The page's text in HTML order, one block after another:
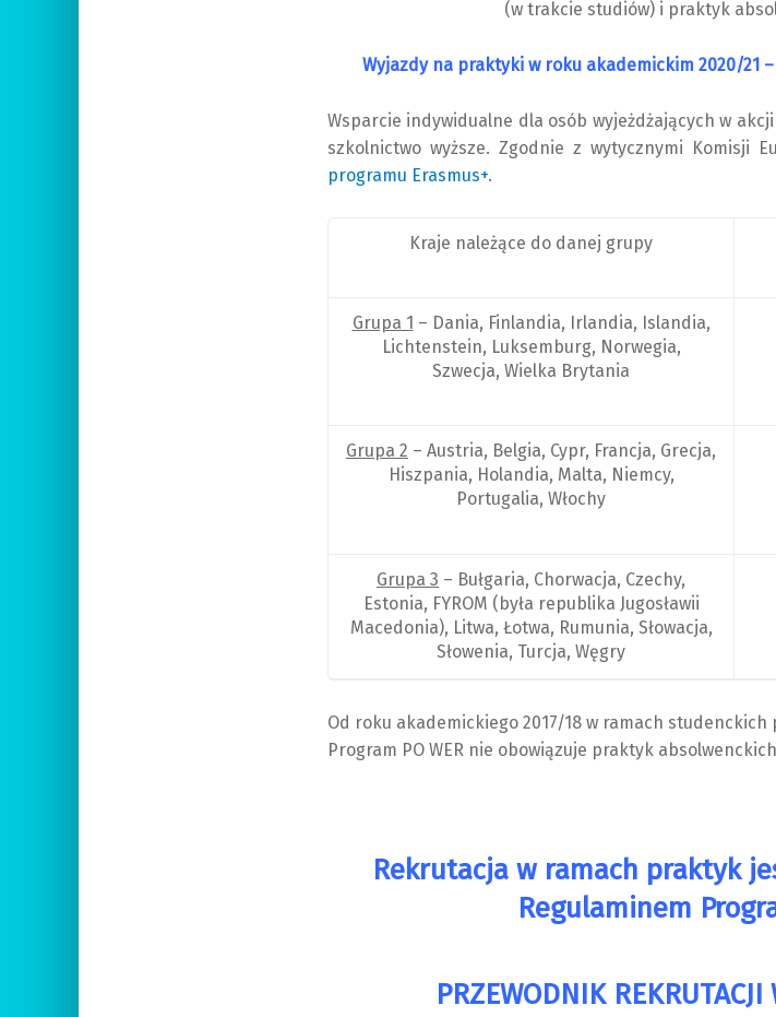
(w trakcie studiów) i praktyk
Wyjazdy na praktyki w roku akademickim 2020/21
Wsparcie indywidualne dla osób wyjeżdżających w
szkolnictwo wyższe. Zgodnie z wytycznymi Komisji
programu Erasmus+.
Kraje należące do danej grupy
Grupa 1 – Dania, Finlandia, Irlandia, Islandia,
Lichtenstein, Luksemburg, Norwegia,
Szwecja, Wielka Brytania
Grupa 2 – Austria, Belgia, Cypr, Francja, Grecja,
Hiszpania, Holandia, Malta, Niemcy,
Portugalia, Włochy
Grupa 3 – Bułgaria, Chorwacja, Czechy,
Estonia, FYROM (była republika Jugosławii
Macedonia), Litwa, Łotwa, Rumunia, Słowacja,
Słowenia, Turcja, Węgry
Od roku akademickiego 2017/18 w ramach studenckich
Program PO WER nie obowiązuje praktyk
Rekrutacja w ramach praktyk
Regulaminem
PRZEWODNIK